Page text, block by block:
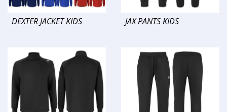
DEXTER JACKET KIDS JAX PANTS KIDS